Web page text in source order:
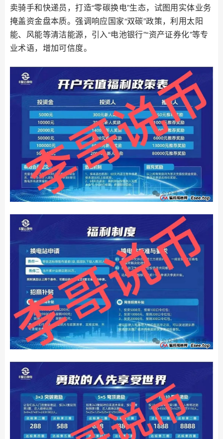
卖骑手和快递员，打造“零碳换电”生态，试图用实体业务
掩盖资金盘本质。强调响应国家“双碳”政策，利用太阳
能、风能等清洁能源，引入“电池银行”“资产证券化”等专
业术语，增加可信度。